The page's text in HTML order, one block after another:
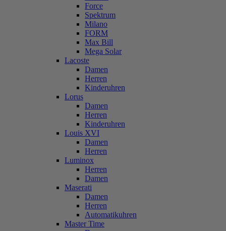
Force
Spektrum
Milano
FORM
Max Bill
Mega Solar
Lacoste
Damen
Herren
Kinderuhren
Lorus
Damen
Herren
Kinderuhren
Louis XVI
Damen
Herren
Luminox
Herren
Damen
Maserati
Damen
Herren
Automatikuhren
Master Time